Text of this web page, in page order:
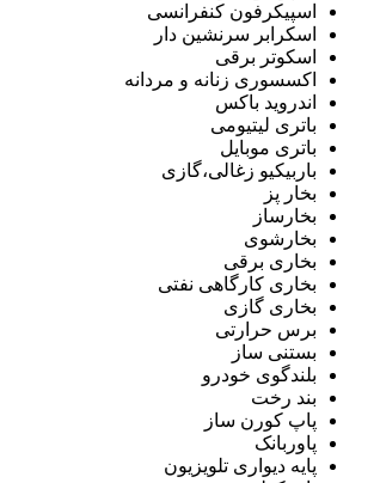
اسپیکرفون کنفرانسی
اسکرابر سرنشین دار
اسکوتر برقی
اکسسوری زنانه و مردانه
اندروید باکس
باتری لیتیومی
باتری موبایل
باربیکیو زغالی،گازی
بخار پز
بخارساز
بخارشوی
بخاری برقی
بخاری کارگاهی نفتی
بخاری گازی
برس حرارتی
بستنی ساز
بلندگوی خودرو
بند رخت
پاپ کورن ساز
پاوربانک
پایه دیواری تلویزیون